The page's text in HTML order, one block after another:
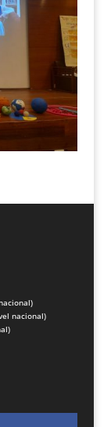
nacional)